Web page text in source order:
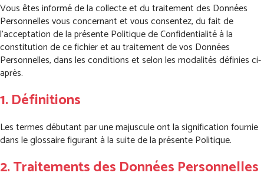
Vous êtes informé de la collecte et du traitement des Données
Personnelles vous concernant et vous consentez, du fait de
l’acceptation de la présente Politique de Confidentialité à la
constitution de ce fichier et au traitement de vos Données
Personnelles, dans les conditions et selon les modalités définies ci-
après.
1. Définitions
Les termes débutant par une majuscule ont la signification fournie
dans le glossaire figurant à la suite de la présente Politique.
2. Traitements des Données Personnelles